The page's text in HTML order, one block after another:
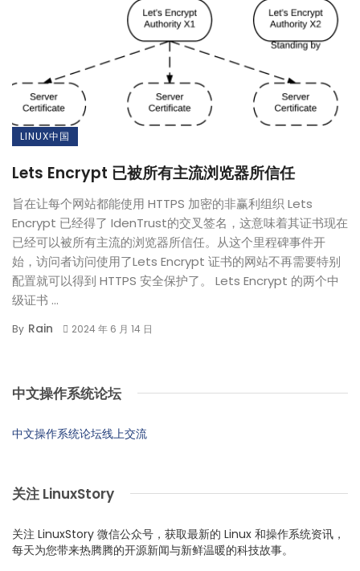
LINUX中国
Lets Encrypt 已被所有主流浏览器所信任
旨在让每个网站都能使用 HTTPS 加密的非赢利组织 Lets
Encrypt 已经得了 IdenTrust的交叉签名，这意味着其证书现在
已经可以被所有主流的浏览器所信任。从这个里程碑事件开
始，访问者访问使用了Lets Encrypt 证书的网站不再需要特别
配置就可以得到 HTTPS 安全保护了。 Lets Encrypt 的两个中
级证书 ...
By Rain 2024 年 6 月 14 日
中文操作系统论坛
中文操作系统论坛线上交流
关注 LinuxStory
关注 LinuxStory 微信公众号，获取最新的 Linux 和操作系统资讯，
每天为您带来热腾腾的开源新闻与新鲜温暖的科技故事。